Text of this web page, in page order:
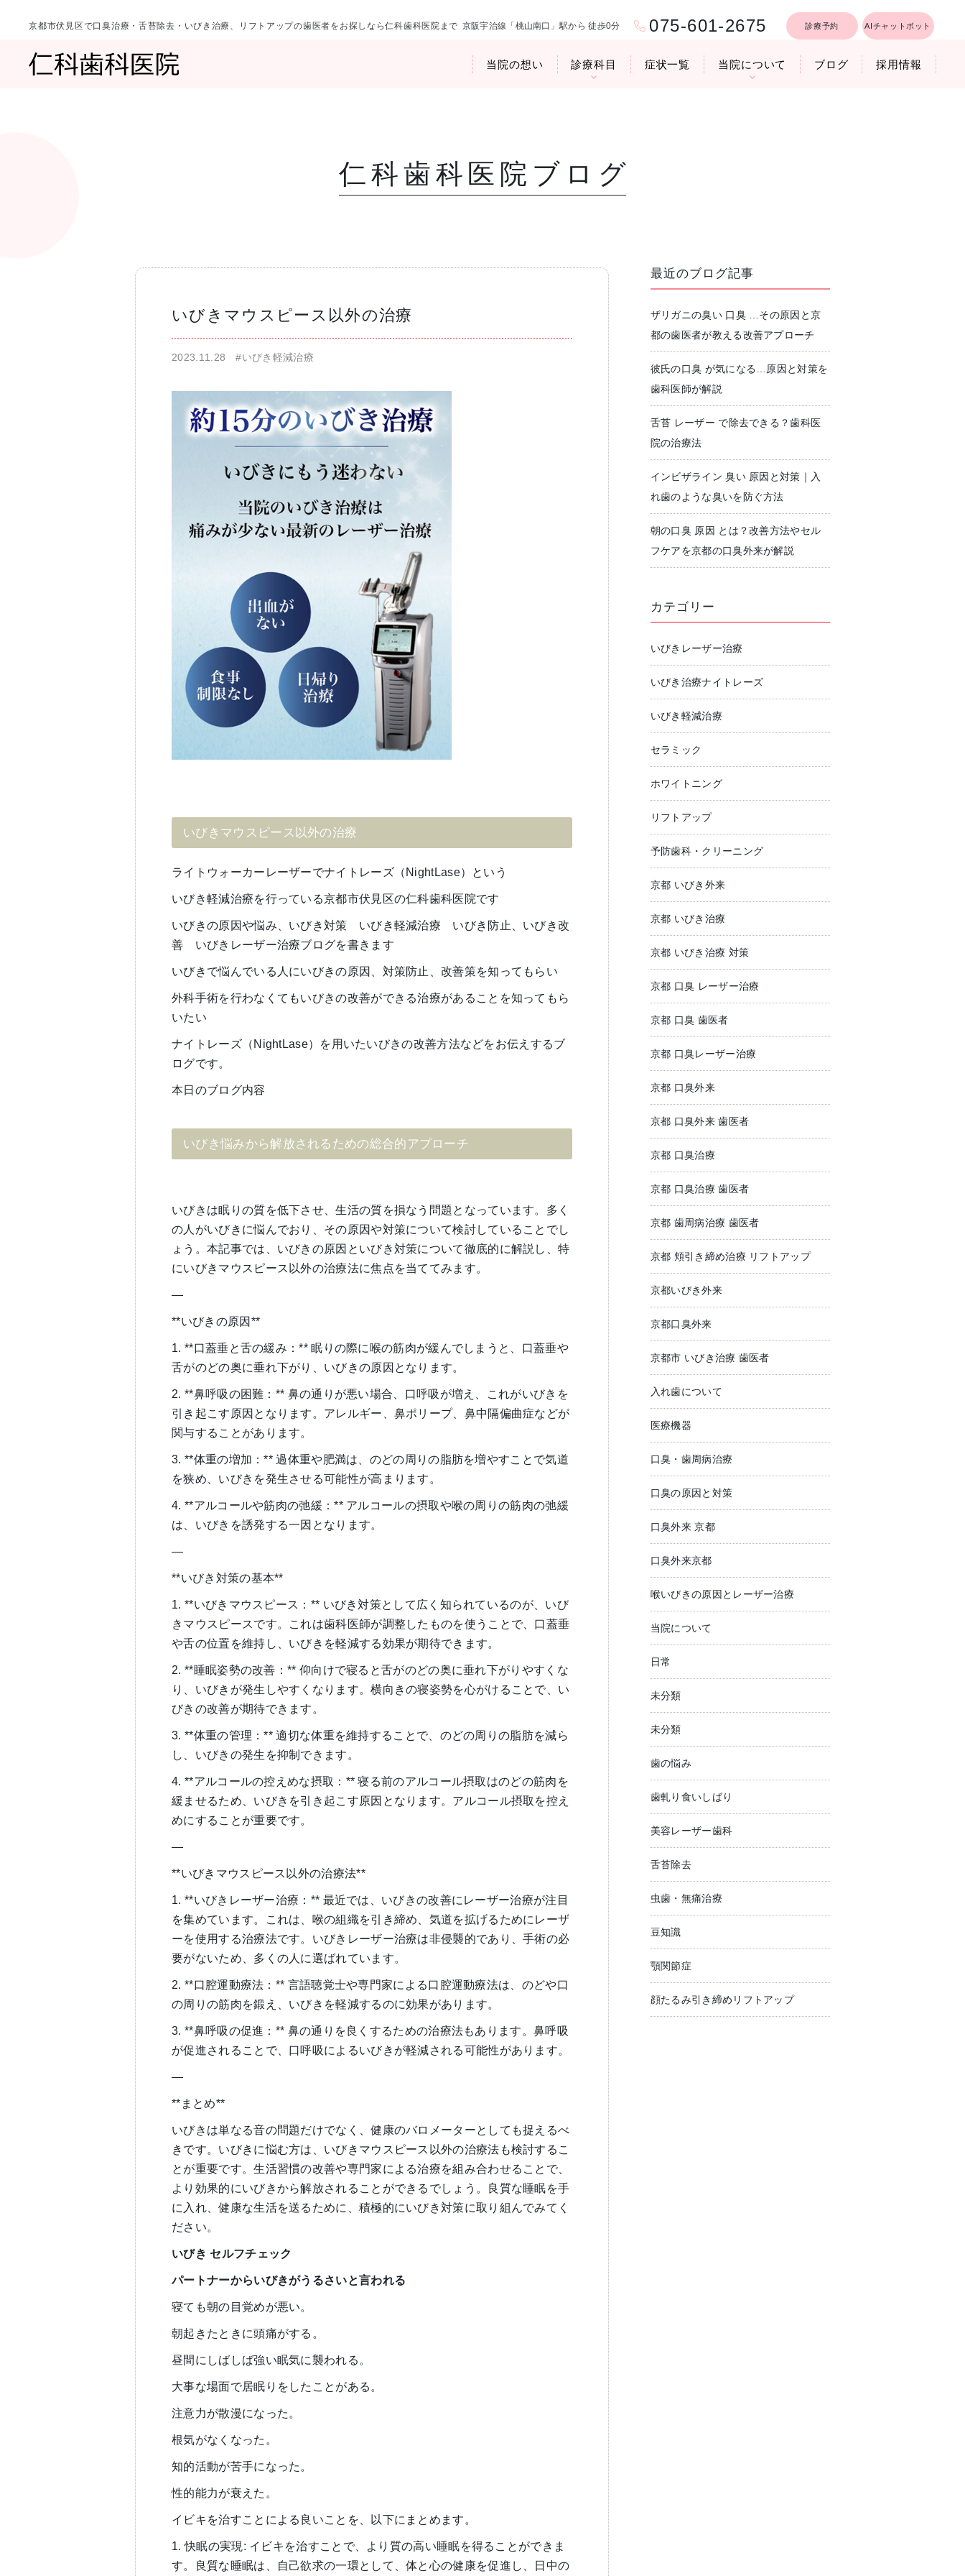
京都市伏見区で口臭治療・舌苔除去・いびき治療、リフトアップの歯医者をお探しなら仁科歯科医院まで 京阪宇治線「桃山南口」駅から 徒歩0分 075-601-2675 診療予約 AIチャットボット
当院の想い 診療科目
一般歯科・小児歯科 予防歯科・クリーニング
無痛治療
症状一覧 当院について
仁科歯科医院ブログ
ブログ 採用情報
仁科歯科医院ブログ
いびきマウスピース以外の治療
2023.11.28#いびき軽減治療
いびきマウスピース以外の治療
ライトウォーカーレーザーでナイトレーズ（NightLase）という
いびき軽減治療を行っている京都市伏見区の仁科歯科医院です
いびきの原因や悩み、いびき対策 いびき軽減治療 いびき防止、いびき改
善 いびきレーザー治療ブログを書きます
いびきで悩んでいる人にいびきの原因、対策防止、改善策を知ってもらい
外科手術を行わなくてもいびきの改善ができる治療があることを知ってもら
いたい
ナイトレーズ（NightLase）を用いたいびきの改善方法などをお伝えするブ
ログです。
本日のブログ内容
いびき悩みから解放されるための総合的アプローチ
いびきは眠りの質を低下させ、生活の質を損なう問題となっています。多く
の人がいびきに悩んでおり、その原因や対策について検討していることでし
ょう。本記事では、いびきの原因といびき対策について徹底的に解説し、特
にいびきマウスピース以外の治療法に焦点を当ててみます。
—
**いびきの原因**
1. **口蓋垂と舌の緩み：** 眠りの際に喉の筋肉が緩んでしまうと、口蓋垂や
舌がのどの奥に垂れ下がり、いびきの原因となります。
2. **鼻呼吸の困難：** 鼻の通りが悪い場合、口呼吸が増え、これがいびきを
引き起こす原因となります。アレルギー、鼻ポリープ、鼻中隔偏曲症などが
関与することがあります。
3. **体重の増加：** 過体重や肥満は、のどの周りの脂肪を増やすことで気道
を狭め、いびきを発生させる可能性が高まります。
4. **アルコールや筋肉の弛緩：** アルコールの摂取や喉の周りの筋肉の弛緩
は、いびきを誘発する一因となります。
—
**いびき対策の基本**
1. **いびきマウスピース：** いびき対策として広く知られているのが、いび
きマウスピースです。これは歯科医師が調整したものを使うことで、口蓋垂
や舌の位置を維持し、いびきを軽減する効果が期待できます。
2. **睡眠姿勢の改善：** 仰向けで寝ると舌がのどの奥に垂れ下がりやすくな
り、いびきが発生しやすくなります。横向きの寝姿勢を心がけることで、い
びきの改善が期待できます。
3. **体重の管理：** 適切な体重を維持することで、のどの周りの脂肪を減ら
し、いびきの発生を抑制できます。
4. **アルコールの控えめな摂取：** 寝る前のアルコール摂取はのどの筋肉を
緩ませるため、いびきを引き起こす原因となります。アルコール摂取を控え
めにすることが重要です。
—
**いびきマウスピース以外の治療法**
1. **いびきレーザー治療：** 最近では、いびきの改善にレーザー治療が注目
を集めています。これは、喉の組織を引き締め、気道を拡げるためにレーザ
ーを使用する治療法です。いびきレーザー治療は非侵襲的であり、手術の必
要がないため、多くの人に選ばれています。
2. **口腔運動療法：** 言語聴覚士や専門家による口腔運動療法は、のどや口
の周りの筋肉を鍛え、いびきを軽減するのに効果があります。
3. **鼻呼吸の促進：** 鼻の通りを良くするための治療法もあります。鼻呼吸
が促進されることで、口呼吸によるいびきが軽減される可能性があります。
—
**まとめ**
いびきは単なる音の問題だけでなく、健康のバロメーターとしても捉えるべ
きです。いびきに悩む方は、いびきマウスピース以外の治療法も検討するこ
とが重要です。生活習慣の改善や専門家による治療を組み合わせることで、
より効果的にいびきから解放されることができるでしょう。良質な睡眠を手
に入れ、健康な生活を送るために、積極的にいびき対策に取り組んでみてく
ださい。
いびき セルフチェック
パートナーからいびきがうるさいと言われる
寝ても朝の目覚めが悪い。
朝起きたときに頭痛がする。
昼間にしばしば強い眠気に襲われる。
大事な場面で居眠りをしたことがある。
注意力が散漫になった。
根気がなくなった。
知的活動が苦手になった。
性的能力が衰えた。
イビキを治すことによる良いことを、以下にまとめます。
1. 快眠の実現: イビキを治すことで、より質の高い睡眠を得ることができま
す。良質な睡眠は、自己欲求の一環として、体と心の健康を促進し、日中の
最近のブログ記事
ザリガニの臭い 口臭 …その原因と京
都の歯医者が教える改善アプローチ
彼氏の口臭 が気になる…原因と対策を
歯科医師が解説
舌苔 レーザー で除去できる？歯科医
院の治療法
インビザライン 臭い 原因と対策｜入
れ歯のような臭いを防ぐ方法
朝の口臭 原因 とは？改善方法やセル
フケアを京都の口臭外来が解説
カテゴリー
いびきレーザー治療
いびき治療ナイトレーズ
いびき軽減治療
セラミック
ホワイトニング
リフトアップ
予防歯科・クリーニング
京都 いびき外来
京都 いびき治療
京都 いびき治療 対策
京都 口臭 レーザー治療
京都 口臭 歯医者
京都 口臭レーザー治療
京都 口臭外来
京都 口臭外来 歯医者
京都 口臭治療
京都 口臭治療 歯医者
京都 歯周病治療 歯医者
京都 頬引き締め治療 リフトアップ
京都いびき外来
京都口臭外来
京都市 いびき治療 歯医者
入れ歯について
医療機器
口臭・歯周病治療
口臭の原因と対策
口臭外来 京都
口臭外来京都
喉いびきの原因とレーザー治療
当院について
日常
未分類
未分類
歯の悩み
歯軋り食いしばり
美容レーザー歯科
舌苔除去
虫歯・無痛治療
豆知識
顎関節症
顔たるみ引き締めリフトアップ